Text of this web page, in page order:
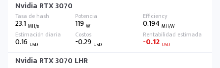
Nvidia RTX 3070
23.1 MH/s 119W 0.194 MH/W
0.16 USD -0.29 USD -0.12 USD
Nvidia RTX 3070 LHR